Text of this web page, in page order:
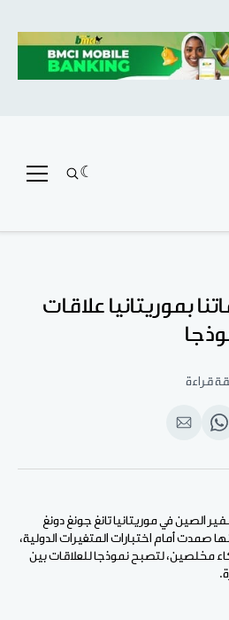
بموريتانيا علاقات
Share
WhatsApp
انشر
الإيميل
الصين في موريتانيا تانغ جونغ دونغ
صمدت أمام اختبارات المتغيرات الدولية،
مخلصين،لتصبح نموذجاللعلاقاتبين